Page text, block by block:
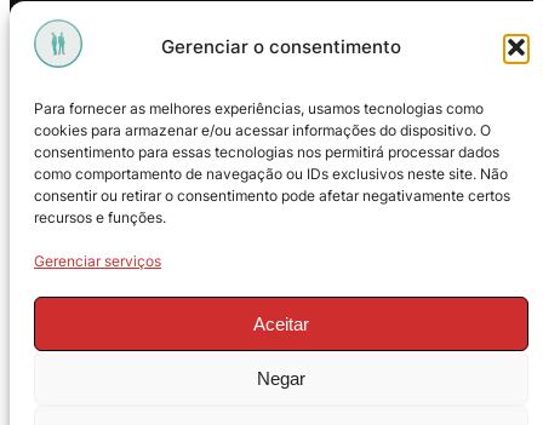
Gerenciar o consentimento
Para fornecer as melhores experiências, usamos tecnologias como
cookies para armazenar e/ou acessar informações do dispositivo. O
consentimento para essas tecnologias nos permitirá processar dados
como comportamento de navegação ou IDs exclusivos neste site. Não
consentir ou retirar o consentimento pode afetar negativamente certos
recursos e funções.
Gerenciar serviços
Aceitar
Negar
Política de Privacidade
Política de Troca e Devoluções
Política de Reembolso